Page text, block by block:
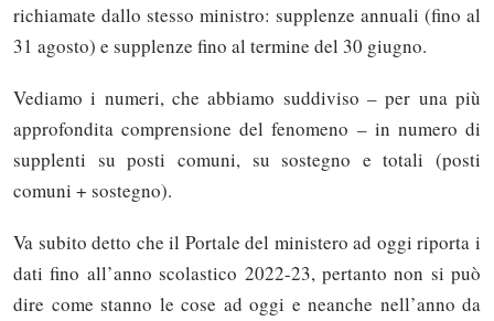
richiamate dallo stesso ministro: supplenze annuali (fino al
31 agosto) e supplenze fino al termine del 30 giugno.
Vediamo i numeri, che abbiamo suddiviso – per una più
approfondita comprensione del fenomeno – in numero di
supplenti su posti comuni, su sostegno e totali (posti
comuni + sostegno).
Va subito detto che il Portale del ministero ad oggi riporta i
dati fino all’anno scolastico 2022-23, pertanto non si può
dire come stanno le cose ad oggi e neanche nell’anno da